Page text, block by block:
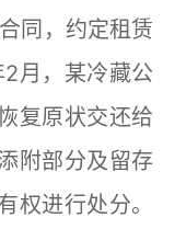
同，约定租赁
月，某冷藏公
复原状交还给
附部分及留存
权进行处分。